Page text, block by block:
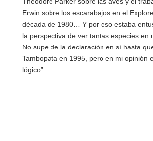
Erwin sobre los escarabajos en el
década de 1980… Y por eso estaba
la perspectiva de ver tantas especies en
No supe de la declaración en sí hasta
Tambopata en 1995, pero en mi opinión
lógico”.